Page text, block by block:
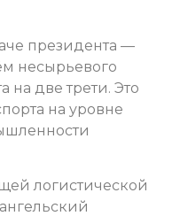
президента —
несырьевого
на две трети. Это
на уровне
логистической